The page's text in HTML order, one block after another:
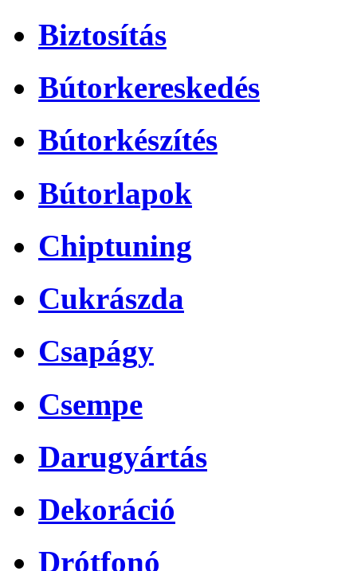
Biztosítás
Bútorkereskedés
Bútorkészítés
Bútorlapok
Chiptuning
Cukrászda
Csapágy
Csempe
Darugyártás
Dekoráció
Drótfonó